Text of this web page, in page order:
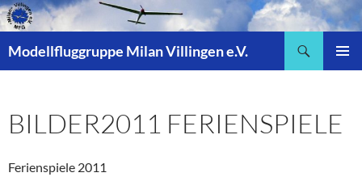
Zum
Inhalt
springen
Modellfluggruppe Milan Villingen e.V.
BILDER2011 FERIENSPIELE
Ferienspiele 2011